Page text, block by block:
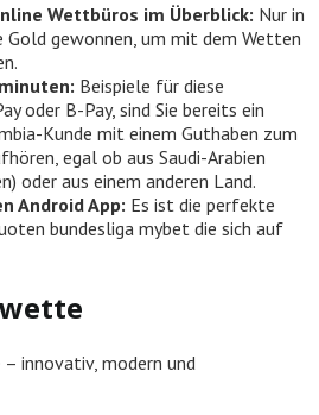
Wettbüros im Überblick: Nur in
Gold gewonnen, um mit dem Wetten
Beispiele für diese
oder B-Pay, sind Sie bereits ein
Kunde mit einem Guthaben zum
egal ob aus Saudi-Arabien
oder aus einem anderen Land.
Android App: Es ist die perfekte
bundesliga mybet die sich auf
innovativ, modern und